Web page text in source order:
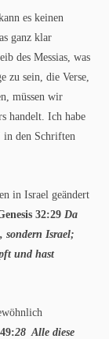
es keinen
ganz klar
des Messias, was
zu sein, die Verse,
müssen wir
handelt. Ich habe
in den Schriften
in Israel geändert
32:29 Da
sondern Israel;
und hast
28 Alle diese